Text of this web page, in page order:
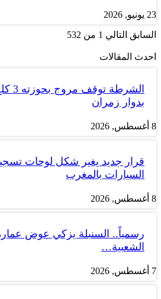
23 يونيو, 2026
السابق التالي 1 من 532
احدث المقالات
بدوار زمران
8 أغسطس, 2026
قرار جديد يغير شكل لوحات
السيارات بالمغرب
8 أغسطس, 2026
رسمياً.. السنبلة يزكي عوض عمارة
الشعبية…
7 أغسطس, 2026